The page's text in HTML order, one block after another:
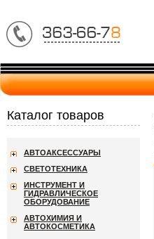
Каталог товаров
АВТОАКСЕССУАРЫ
СВЕТОТЕХНИКА
ИНСТРУМЕНТ И
ГИДРАВЛИЧЕСКОЕ
ОБОРУДОВАНИЕ
АВТОХИМИЯ И
АВТОКОСМЕТИКА